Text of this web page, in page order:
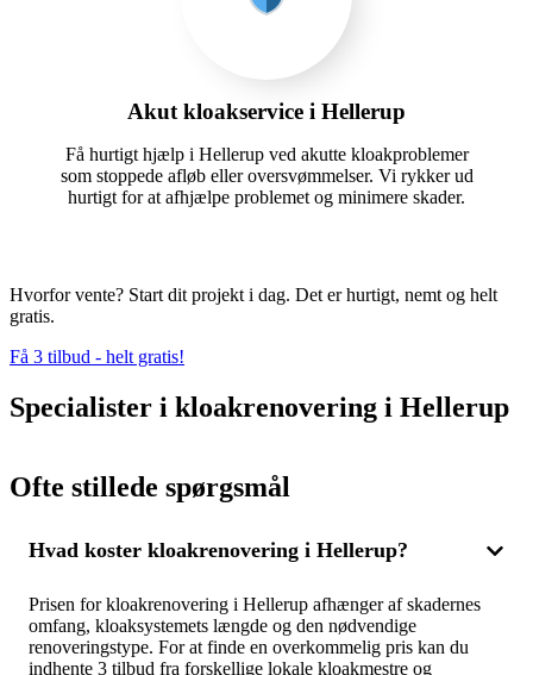
Akut kloakservice i Hellerup
Få hurtigt hjælp i Hellerup ved akutte kloakproblemer
som stoppede afløb eller oversvømmelser. Vi rykker ud
hurtigt for at afhjælpe problemet og minimere skader.
Hvorfor vente? Start dit projekt i dag. Det er hurtigt, nemt og helt
gratis.
Få 3 tilbud - helt gratis!
Specialister i kloakrenovering i Hellerup
Ofte stillede spørgsmål
Hvad koster kloakrenovering i Hellerup?
Prisen for kloakrenovering i Hellerup afhænger af skadernes
omfang, kloaksystemets længde og den nødvendige
renoveringstype. For at finde en overkommelig pris kan du
indhente 3 tilbud fra forskellige lokale kloakmestre og